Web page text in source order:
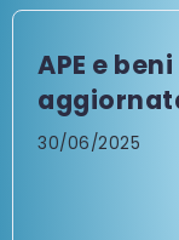
APE e
30/06/2025